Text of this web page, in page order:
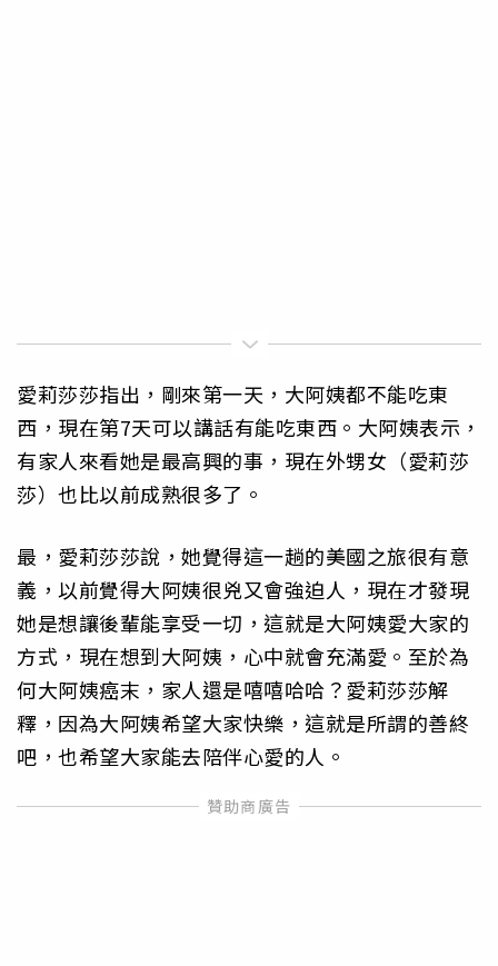
愛莉莎莎指出，剛來第一天，大阿姨都不能吃東
西，現在第7天可以講話有能吃東西。大阿姨表示，
有家人來看她是最高興的事，現在外甥女（愛莉莎
莎）也比以前成熟很多了。
最，愛莉莎莎說，她覺得這一趟的美國之旅很有意
義，以前覺得大阿姨很兇又會強迫人，現在才發現
她是想讓後輩能享受一切，這就是大阿姨愛大家的
方式，現在想到大阿姨，心中就會充滿愛。至於為
何大阿姨癌末，家人還是嘻嘻哈哈？愛莉莎莎解
釋，因為大阿姨希望大家快樂，這就是所謂的善終
吧，也希望大家能去陪伴心愛的人。